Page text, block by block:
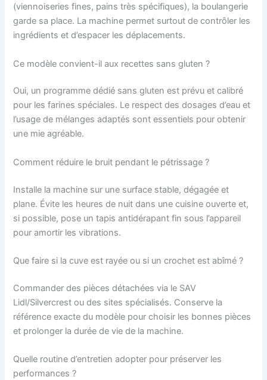
(viennoiseries fines, pains très spécifiques), la boulangerie
garde sa place. La machine permet surtout de contrôler les
ingrédients et d’espacer les déplacements.
Ce modèle convient-il aux recettes sans gluten ?
Oui, un programme dédié sans gluten est prévu et calibré
pour les farines spéciales. Le respect des dosages d’eau et
l’usage de mélanges adaptés sont essentiels pour obtenir
une mie agréable.
Comment réduire le bruit pendant le pétrissage ?
Installe la machine sur une surface stable, dégagée et
plane. Évite les heures de nuit dans une cuisine ouverte et,
si possible, pose un tapis antidérapant fin sous l’appareil
pour amortir les vibrations.
Que faire si la cuve est rayée ou si un crochet est abîmé ?
Commander des pièces détachées via le SAV
Lidl/Silvercrest ou des sites spécialisés. Conserve la
référence exacte du modèle pour choisir les bonnes pièces
et prolonger la durée de vie de la machine.
Quelle routine d’entretien adopter pour préserver les
performances ?